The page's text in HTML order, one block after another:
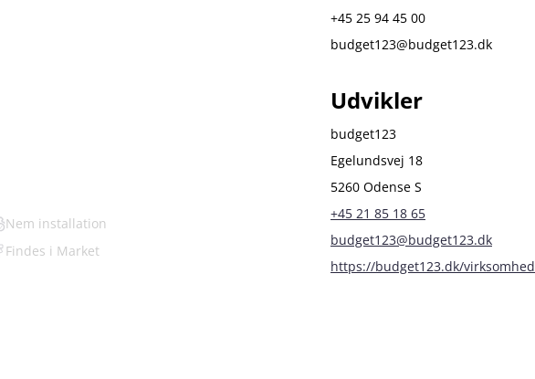
Nem installation
Findes i Market
+45 25 94 45 00
budget123@budget123.dk
Udvikler
budget123
Egelundsvej 18
5260 Odense S
+45 21 85 18 65
budget123@budget123.dk
https://budget123.dk/